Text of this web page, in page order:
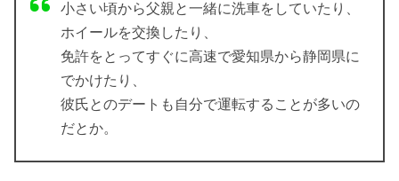
小さい頃から父親と一緒に洗車をしていたり、
ホイールを交換したり、
免許をとってすぐに高速で愛知県から静岡県に
でかけたり、
彼氏とのデートも自分で運転することが多いの
だとか。